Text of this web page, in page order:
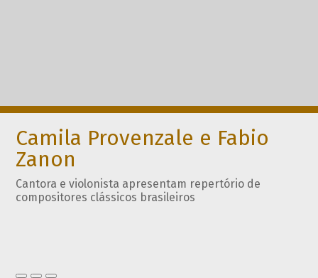
Camila Provenzale e Fabio
Zanon
Cantora e violonista apresentam repertório de
compositores clássicos brasileiros